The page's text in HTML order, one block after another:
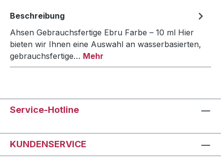
Beschreibung
Ahsen Gebrauchsfertige Ebru Farbe – 10 ml Hier
bieten wir Ihnen eine Auswahl an wasserbasierten,
gebrauchsfertige… Mehr
Service-Hotline
KUNDENSERVICE